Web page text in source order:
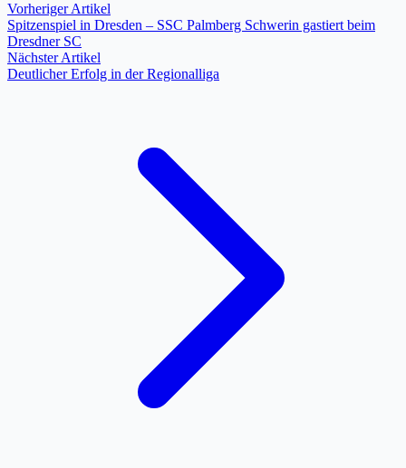
Vorheriger Artikel
Spitzenspiel in Dresden – SSC Palmberg Schwerin gastiert beim
Dresdner SC
Nächster Artikel
Deutlicher Erfolg in der Regionalliga